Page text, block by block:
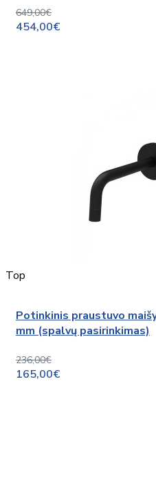
649,00€
454,00€
Top
Potinkinis praustuvo
mm (spalvų pasirinkimas)
236,00€
165,00€